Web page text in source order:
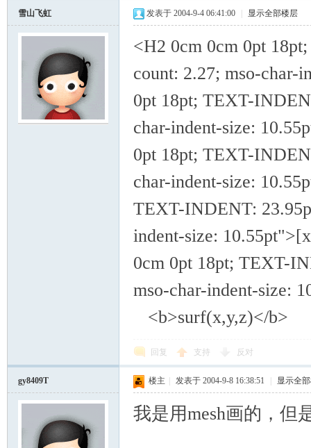
雪山飞虹 发表于 2004-9-4 06:41:00 显示全部楼层
<H2 0cm 0cm 0pt
count: 2.27; mso-char-
0pt 18pt; TEXT-
char-indent-size:
0pt 18pt; TEXT-
char-indent-size:
TEXT-INDENT:
indent-size:
0cm 0pt 18pt; TEXT-
mso-char-indent-
<b>surf(x,y,z)</b>
回复 支持 反对
gy8409T 楼主 发表于 2004-9-8 16:38:51 显示全
我是用mesh画的，但